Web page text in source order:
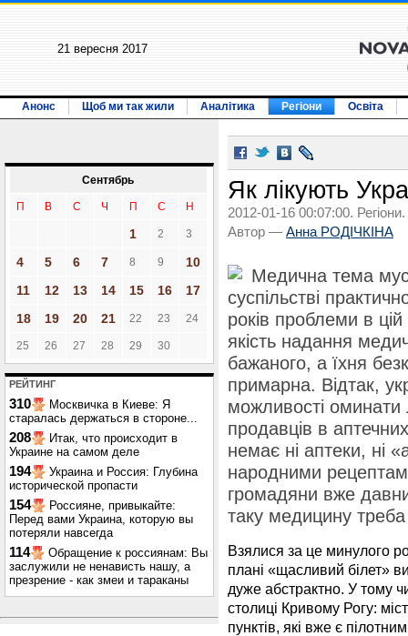
21 вересня 2017
Анонс Щоб ми так жили Аналітика Регіони Освіта
Сентябрь
П В С Ч П С Н
1 2 3
4 5 6 7 8 9
10
11
12 13 14 15 16
17
18
19 20 21 22 23 24
25 26 27 28 29 30
РЕЙТИНГ
310
Москвичка в Киеве: Я
старалась держаться в стороне...
208
Итак, что происходит в
Украине на самом деле
194
Украина и Россия: Глубина
исторической пропасти
154
Россияне, привыкайте:
Перед вами Украина, которую вы
потеряли навсегда
114
Обращение к россиянам: Вы
заслужили не ненависть нашу, а
презрение - как змеи и тараканы
Як лікують
2012-01-16 00:07:00. Регіони.
Автор — Анна РОДІЧКІНА
Медична тема
суспільстві
років проблеми в цій
якість надання
бажаного, а їхня
примарна. Відтак,
можливості оминати
продавців в
немає ні аптеки, ні
народними
громадяни вже
таку медицину треба
Взялися за це минулого
плані «щасливий білет»
дуже абстрактно. У тому
столиці Кривому Рогу:
пунктів, які вже є